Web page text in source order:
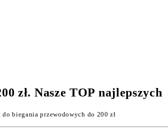
zł. Nasze TOP najlepszych
do biegania przewodowych do 200 zł